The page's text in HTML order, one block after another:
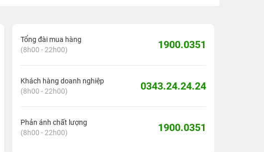
Tổng đài mua hàng
(8h00 - 22h00)
1900.0351
Khách hàng doanh nghiệp
(8h00 - 22h00)
0343.24.24.24
Phản ánh chất lượng
(8h00 - 22h00)
1900.0351